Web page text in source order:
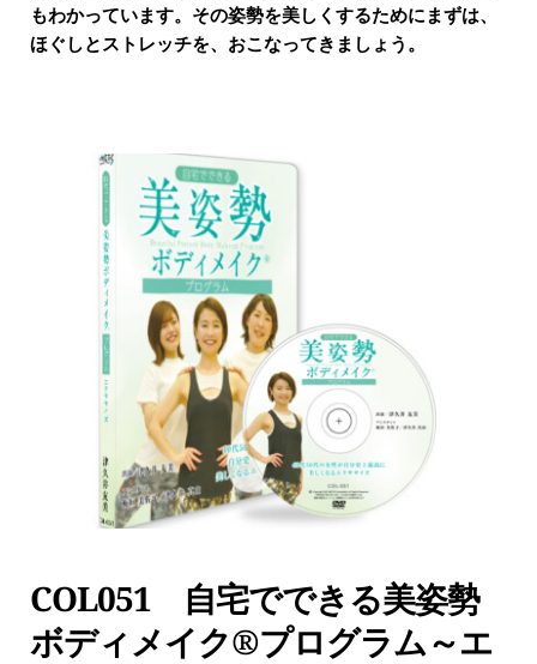
もわかっています。その姿勢を美しくするためにまずは、
ほぐしとストレッチを、おこなってきましょう。
COL051　自宅でできる美姿勢
ボディメイク®プログラム～エ